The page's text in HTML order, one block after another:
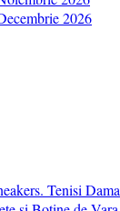
2026
Tenisi Dama